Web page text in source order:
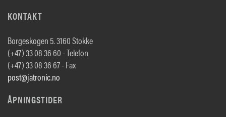
KONTAKT
Borgeskogen 5. 3160 Stokke
(+47) 33 08 36 60 - Telefon
(+47) 33 08 36 67 - Fax
post@jatronic.no
ÅPNINGSTIDER